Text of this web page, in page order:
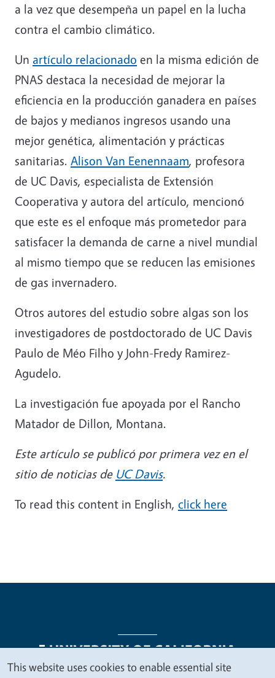
a la vez que desempeña un papel en la lucha
contra el cambio climático.
Un artículo relacionado en la misma edición de
PNAS destaca la necesidad de mejorar la
eficiencia en la producción ganadera en países
de bajos y medianos ingresos usando una
mejor genética, alimentación y prácticas
sanitarias. Alison Van Eenennaam, profesora
de UC Davis, especialista de Extensión
Cooperativa y autora del artículo, mencionó
que este es el enfoque más prometedor para
satisfacer la demanda de carne a nivel mundial
al mismo tiempo que se reducen las emisiones
de gas invernadero.
Otros autores del estudio sobre algas son los
investigadores de postdoctorado de UC Davis
Paulo de Méo Filho y John-Fredy Ramirez-
Agudelo.
La investigación fue apoyada por el Rancho
Matador de Dillon, Montana.
Este artículo se publicó por primera vez en el
sitio de noticias de UC Davis.
To read this content in English, click here
This website uses cookies to enable essential site